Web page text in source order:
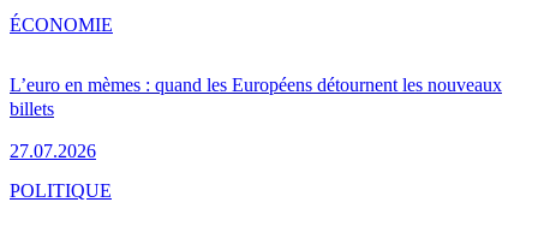
L’euro en mèmes : quand les Européens détournent les nouveaux
billets
27.07.2026
ÉCONOMIE
POLITIQUE